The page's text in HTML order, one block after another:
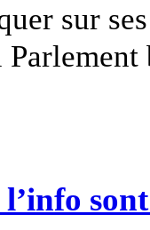
sur